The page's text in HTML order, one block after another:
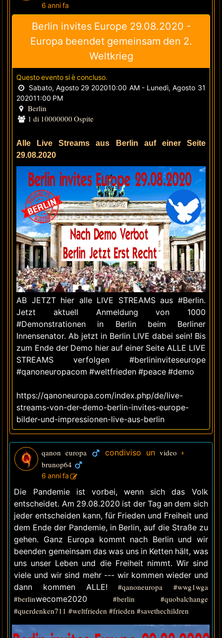
6 anni fa
Berlin invites Europe 29.08.2020 -
Europa beendet gemeinsam den 2.
Weltkrieg
Questo evento si è concluso.
Sabato, Agosto 29 202010:00 AM - Lunedì, Agosto 31
202011:00 PM
Berlin
1 di 10000000 Ospite
Alle Live Streams aus Berlin auf einer Seite
29.08.2020
AB JETZT hier alle LIVE STREAMS aus #Berlin.
Jetzt aktuell Anmeldung von 1000
#Demonstrationen in Berlin beim Berliner
Innensenator. Ab jetzt in Berlin LIVE dabei sein! Bis
zum Ende der Demo hier auf einer Seite ALLE LIVE
STREAMS verfolgen #berlininviteseurope
#qanoneuropacom #weltfrieden #peace #demo
https://qanoneuropa.com/index.php/de/live-
streams-von-der-demo-berlin-invites-europe-
bilder-und-impressionen-live-aus-berlin
qanon europa condiviso unvideo
brunop64
6 anni fa
Die Pandemie ist vorbei, wenn sich das Volk
entscheidet. Am 29.08.2020 ist der Tag an dem sich
jeder entscheiden kann, für Frieden und Freiheit und
dem Ende der Pandemie, in Berlin, auf die Straße zu
gehen. Ganz Europa kommt nach Berlin und wir
beenden gemeinsam das was uns in Ketten hält, was
uns unser Leben und die Freiheit nimmt. Wir sind
viele und wir sind mehr --- wir kommen wieder und
dann kommen ALLE!#qanoneuropa
#wwg1wga
#berlinwecome2020 #berlin
#quobalchange
#querdenken711 #weltfrieden #frieden #savethechildren